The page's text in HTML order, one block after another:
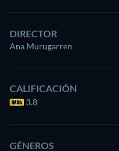
DIRECTOR
Ana Murugarren
CALIFICACIÓN
3.8
GÉNEROS